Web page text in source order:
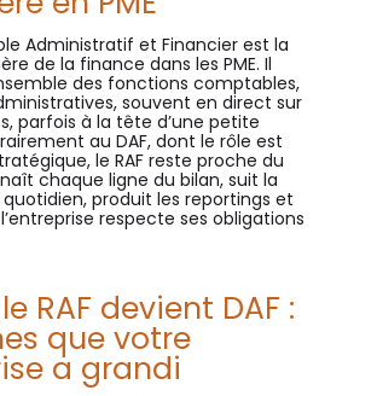
Administratif et Financier est la
de la finance dans les PME. Il
des fonctions comptables,
souvent en direct sur
parfois à la tête d’une petite
au DAF, dont le rôle est
le RAF reste proche du
chaque ligne du bilan, suit la
produit les reportings et
respecte ses obligations
RAF devient DAF :
que votre
a grandi